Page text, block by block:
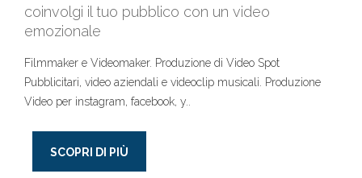
coinvolgi il tuo pubblico con un video
emozionale
Filmmaker e Videomaker. Produzione di Video Spot
Pubblicitari, video aziendali e videoclip musicali. Produzione
Video per instagram, facebook, y..
SCOPRI DI PIÙ